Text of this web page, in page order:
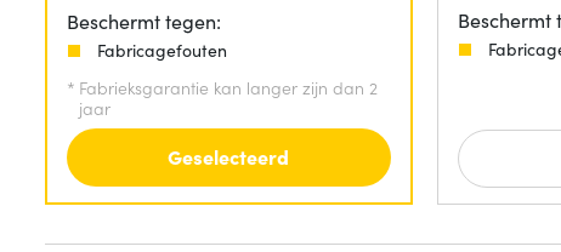
Beschermt tegen:
Fabricagefouten
* Fabrieksgarantie kan langer zijn dan 2
jaar
Geselecteerd
Beschermt